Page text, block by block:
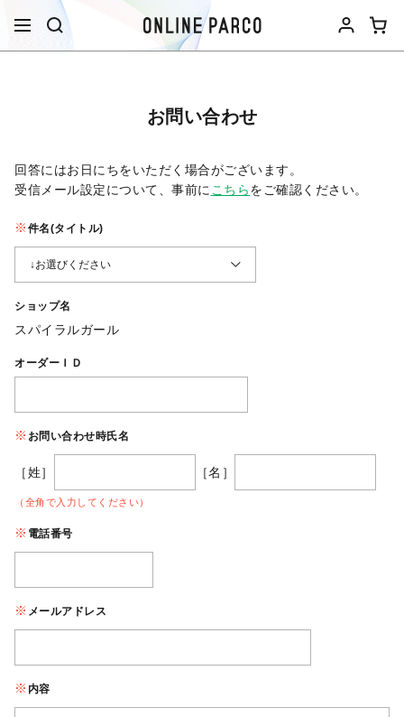
お問い合わせ
回答にはお日にちをいただく場合がございます。
受信メール設定について、事前に こちらをご確認ください。​
件名(タイトル)
ショップ名
スパイラルガール
オーダーＩＤ
お問い合わせ時氏名
［姓］ ［名］
（全角で入力してください）
電話番号
メールアドレス
内容